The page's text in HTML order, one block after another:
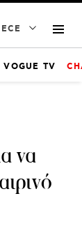
VOGUE TV
να